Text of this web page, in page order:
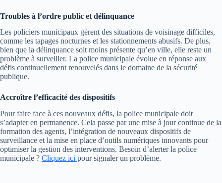
Troubles à l’ordre public et délinquance
Les policiers municipaux gèrent des situations de voisinage difficiles,
comme les tapages nocturnes et les stationnements abusifs. De plus,
bien que la délinquance soit moins présente qu’en ville, elle reste un
problème à surveiller. La police municipale évolue en réponse aux
défis continuellement renouvelés dans le domaine de la sécurité
publique.
Accroître l’efficacité des dispositifs
Pour faire face à ces nouveaux défis, la police municipale doit
s’adapter en permanence. Cela passe par une mise à jour continue de la
formation des agents, l’intégration de nouveaux dispositifs de
surveillance et la mise en place d’outils numériques innovants pour
optimiser la gestion des interventions. Besoin d’alerter la police
municipale ? Cliquez ici pour signaler un problème.